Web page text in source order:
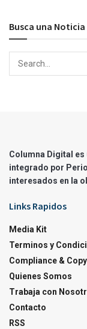
Busca una Noticia
Columna Digital
integrado por
interesados en la
Links Rapidos
Media Kit
Terminos y
Compliance &
Quienes Somos
Trabaja con
Contacto
RSS